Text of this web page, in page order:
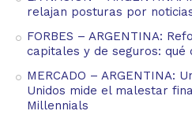
relajan posturas por
FORBES – ARGENTINA:
capitales y de seguros: qué
MERCADO – ARGENTINA:
Unidos mide el malestar
Millennials